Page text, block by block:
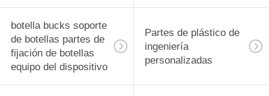
botella bucks soporte
de botellas partes de
fijación de botellas
equipo del dispositivo
Partes de plástico de
ingeniería
personalizadas